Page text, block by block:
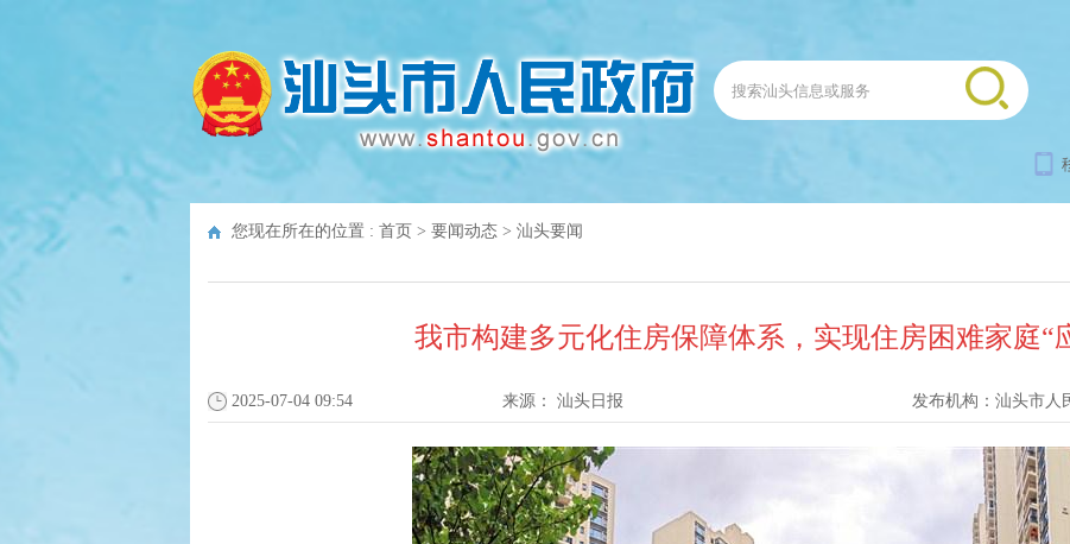
您现在所在的位置 : 首页 > 要闻动态 > 汕头要闻
我市构建多元化住房保障体系，实现住房困难家庭“
2025-07-04 09:54 来源： 汕头日报 发布机构： 汕头市人